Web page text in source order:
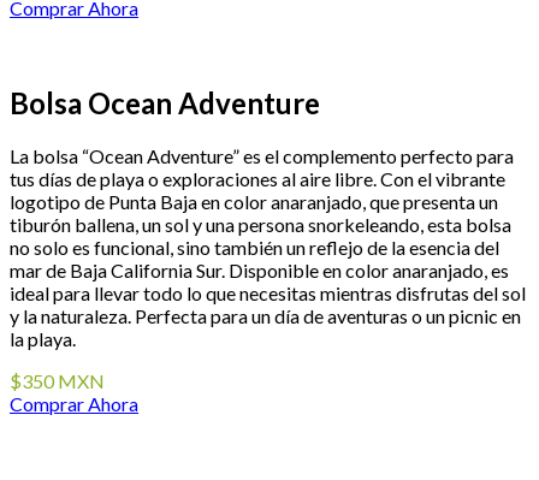
Comprar Ahora
Bolsa Ocean Adventure
La bolsa “Ocean Adventure” es el complemento perfecto para
tus días de playa o exploraciones al aire libre. Con el vibrante
logotipo de Punta Baja en color anaranjado, que presenta un
tiburón ballena, un sol y una persona snorkeleando, esta bolsa
no solo es funcional, sino también un reflejo de la esencia del
mar de Baja California Sur. Disponible en color anaranjado, es
ideal para llevar todo lo que necesitas mientras disfrutas del sol
y la naturaleza. Perfecta para un día de aventuras o un picnic en
la playa.
$350 MXN
Comprar Ahora